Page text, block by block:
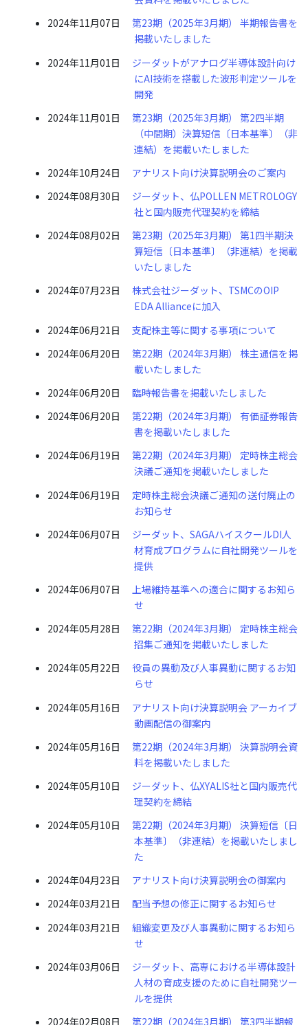
2024年11月07日
第23期（2025年3月期） 半期報告書を
掲載いたしました
2024年11月01日
ジーダットがアナログ半導体設計向け
にAI技術を搭載した波形判定ツールを
開発
2024年11月01日
第23期（2025年3月期） 第2四半期
（中間期）決算短信〔日本基準〕（非
連結）を掲載いたしました
2024年10月24日
アナリスト向け決算説明会のご案内
2024年08月30日
ジーダット、仏POLLEN METROLOGY
社と国内販売代理契約を締結
2024年08月02日
第23期（2025年3月期） 第1四半期決
算短信〔日本基準〕（非連結）を掲載
いたしました
2024年07月23日
株式会社ジーダット、TSMCのOIP
EDA Allianceに加入
2024年06月21日
支配株主等に関する事項について
2024年06月20日
第22期（2024年3月期） 株主通信を掲
載いたしました
2024年06月20日
臨時報告書を掲載いたしました
2024年06月20日
第22期（2024年3月期） 有価証券報告
書を掲載いたしました
2024年06月19日
第22期（2024年3月期） 定時株主総会
決議ご通知を掲載いたしました
2024年06月19日
定時株主総会決議ご通知の送付廃止の
お知らせ
2024年06月07日
ジーダット、SAGAハイスクールDI人
材育成プログラムに自社開発ツールを
提供
2024年06月07日
上場維持基準への適合に関するお知ら
せ
2024年05月28日
第22期（2024年3月期） 定時株主総会
招集ご通知を掲載いたしました
2024年05月22日
役員の異動及び人事異動に関するお知
らせ
2024年05月16日
アナリスト向け決算説明会 アーカイブ
動画配信の御案内
2024年05月16日
第22期（2024年3月期） 決算説明会資
料を掲載いたしました
2024年05月10日
ジーダット、仏XYALIS社と国内販売代
理契約を締結
2024年05月10日
第22期（2024年3月期） 決算短信〔日
本基準〕（非連結）を掲載いたしまし
た
2024年04月23日
アナリスト向け決算説明会の御案内
2024年03月21日
配当予想の修正に関するお知らせ
2024年03月21日
組織変更及び人事異動に関するお知ら
せ
2024年03月06日
ジーダット、高専における半導体設計
人材の育成支援のために自社開発ツー
ルを提供
2024年02月08日
第22期（2024年3月期） 第3四半期報